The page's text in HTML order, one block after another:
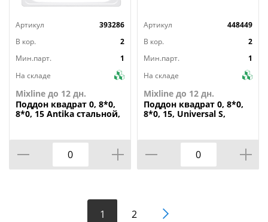
Артикул
393286
В кор.
2
Мин.парт.
1
На складе
Mixline до 12 дн.
Поддон квадрат 0, 8*0,
8*0, 15 Antika стальной,
Артикул
448449
В кор.
2
Мин.парт.
1
На складе
Mixline до 12 дн.
Поддон квадрат 0, 8*0,
8*0, 15, Universal S,
1 2